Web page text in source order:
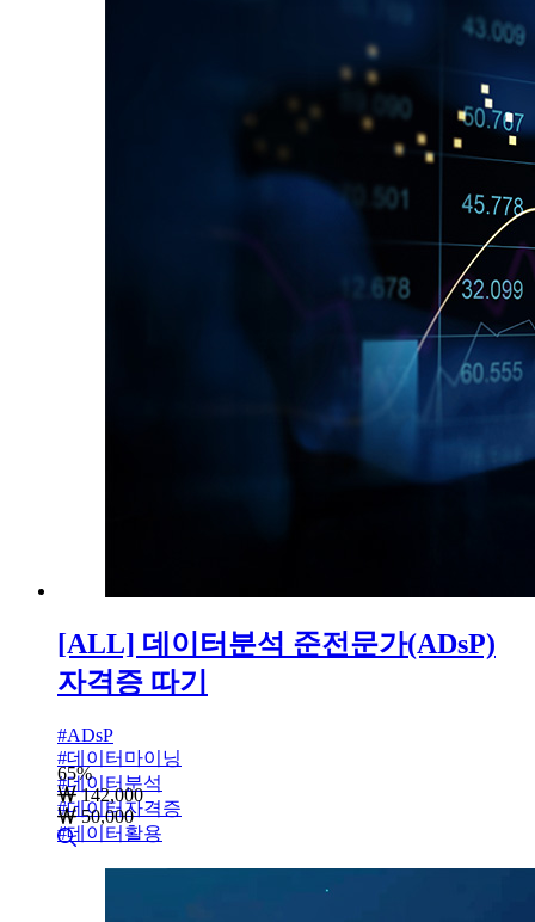
[ALL] 데이터분석 준전문가(ADsP)
자격증 따기
#ADsP
#데이터마이닝
#데이터분석
#데이터자격증
#데이터활용
65%
142,000
50,000